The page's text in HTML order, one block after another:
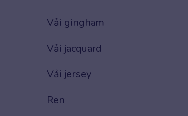
Vải gingham
Vải jacquard
Vải jersey
Ren